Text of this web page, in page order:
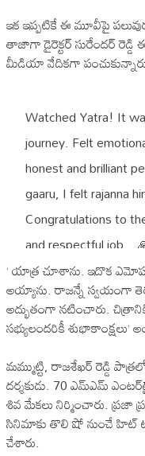
ఇక ఇప్పటికే ఈ మూవీపై
తాజాగా డైరెక్టర్‌ సురేందర్‌
మీడియా వేదికగా
Watched Yatra! It
journey. Felt
honest and brilliant
gaaru, I felt rajanna
Congratulations to
and respectful
pic.twitter.com/
— SurenderReddy
‘ యాత్ర చూశాను. ఇదొక
అయ్యాను. రాజన్నే స్వయంగా
అద్భుతంగా నటించారు.
సభ్యులందరికీ శుభాకాంక్షలు’
మమ్ముట్టి, రాజశేఖర్‌ రెడ్డి
దర్శకుడు. 70 ఎమ్‌ఎమ్‌
శివ మేకలు నిర్మించారు. ప్రజా
సినిమాకు తొలి షో నుంచే హిట్
చేశారు.